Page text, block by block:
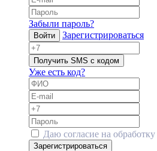
Забыли пароль?
Войти Зарегистрироваться
Получить SMS с кодом
Уже есть код?
Даю согласие на обработку
Зарегистрироваться